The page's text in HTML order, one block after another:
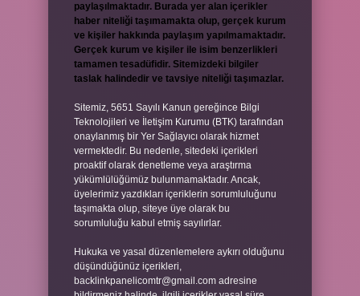
paylaşılmaktadır. Burada yer alan içerikler
haber niteliği taşımamakta olup, gerçek kurum
ve kişiler hakkında paylaşım yapılmamaktadır.
Gerçek kurum ve kişiler ile isim benzerlikleri
tamamen tesadüfidir. Sitemizdeki bilgiler
taslak halindedir ve tavsiye niteliği taşımazlar.
Sitemiz, 5651 Sayılı Kanun gereğince Bilgi
Teknolojileri ve İletişim Kurumu (BTK) tarafından
onaylanmış bir Yer Sağlayıcı olarak hizmet
vermektedir. Bu nedenle, sitedeki içerikleri
proaktif olarak denetleme veya araştırma
yükümlülüğümüz bulunmamaktadır. Ancak,
üyelerimiz yazdıkları içeriklerin sorumluluğunu
taşımakta olup, siteye üye olarak bu
sorumluluğu kabul etmiş sayılırlar.
Hukuka ve yasal düzenlemelere aykırı olduğunu
düşündüğünüz içerikleri,
backlinkpanelicomtr@gmail.com adresine